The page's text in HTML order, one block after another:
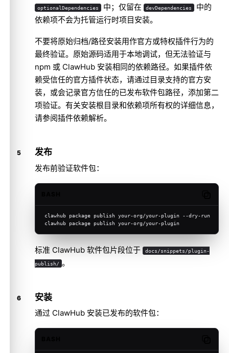
optionalDependencies 中；仅留在 devDependencies
中的
依赖项不会为托管运行时项目安装。
不要将原始归档/路径安装用作官方或特权插件行为的
最终验证。原始源码适用于本地调试，但无法验证与
npm 或 ClawHub 安装相同的依赖路径。如果插件依
赖受信任的官方插件状态，请通过目录支持的官方安
装，或会记录官方信任的已发布软件包路径，添加第二
项验证。有关安装根目录和依赖项所有权的详细信息，
请参阅插件依赖解析。
发布
发布前验证软件包：
clawhub package publish your-org/your-plugin --dry-run
clawhub package publish your-org/your-plugin
标准 ClawHub 软件包片段位于 docs/snippets/plugin-
publish/ 。
安装
通过 ClawHub 安装已发布的软件包：